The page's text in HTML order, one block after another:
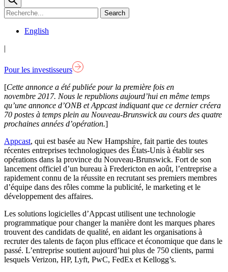
English
|
Pour les investisseurs
[Cette annonce a été publiée pour la première fois en
novembre 2017. Nous le republions aujourd’hui en même temps
qu’une annonce d’ONB et Appcast indiquant que ce dernier créera
70 postes à temps plein au Nouveau-Brunswick au cours des quatre
prochaines années d’opération.]
Appcast, qui est basée au New Hampshire, fait partie des toutes
récentes entreprises technologiques des États-Unis à établir ses
opérations dans la province du Nouveau-Brunswick. Fort de son
lancement officiel d’un bureau à Fredericton en août, l’entreprise a
rapidement connu de la réussite en recrutant ses premiers membres
d’équipe dans des rôles comme la publicité, le marketing et le
développement des affaires.
Les solutions logicielles d’Appcast utilisent une technologie
programmatique pour changer la manière dont les marques phares
trouvent des candidats de qualité, en aidant les organisations à
recruter des talents de façon plus efficace et économique que dans le
passé. L’entreprise soutient aujourd’hui plus de 750 clients, parmi
lesquels Verizon, HP, Lyft, PwC, FedEx et Kellogg’s.